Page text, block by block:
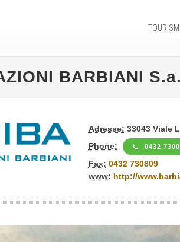
BARBIANI
Adresse: 33043 Viale
Phone:
0432
Fax: 0432 730809
www: http://